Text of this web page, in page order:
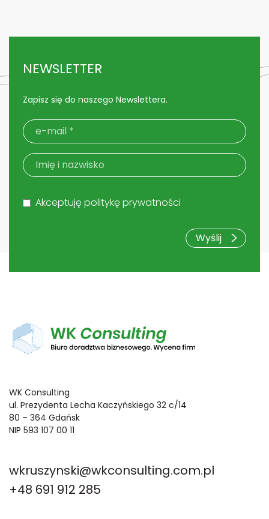
NEWSLETTER
Zapisz się do naszego Newslettera.
Akceptuję politykę prywatności
WK Consulting
ul. Prezydenta Lecha Kaczyńskiego 32 c/14
80 – 364 Gdańsk
NIP 593 107 00 11
wkruszynski@wkconsulting.com.pl
+48 691 912 285